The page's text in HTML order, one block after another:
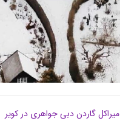
میراکل گاردن دبی جواهری در کویر